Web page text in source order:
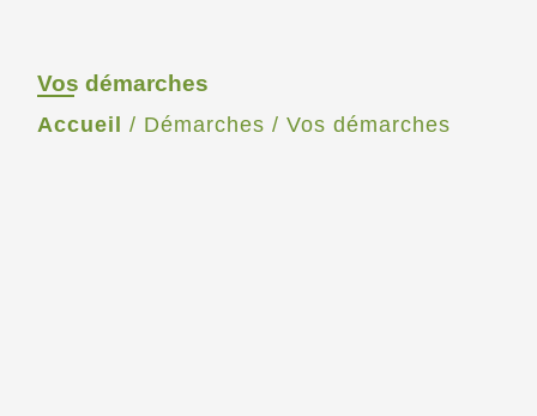
Vos démarches
Accueil / Démarches / Vos démarches